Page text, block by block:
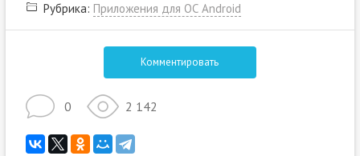
Рубрика: Приложения для ОС Android
Комментировать
0 2 142